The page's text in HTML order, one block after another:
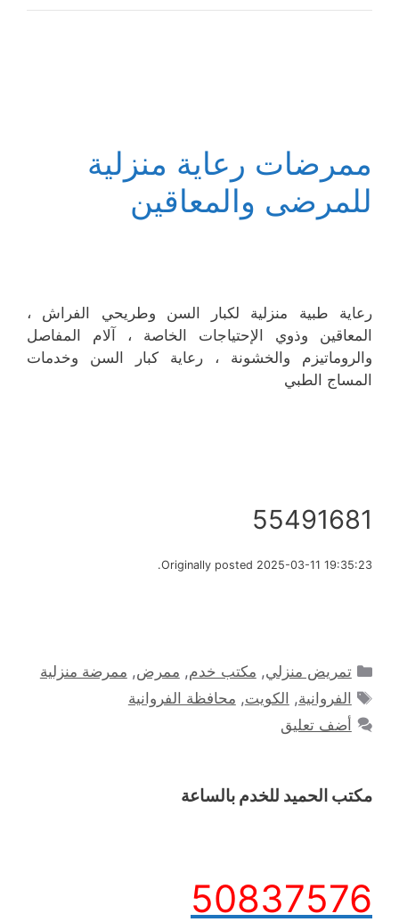
ممرضات رعاية منزلية
للمرضى والمعاقين
رعاية طبية منزلية لكبار السن وطريحي الفراش ،
المعاقين وذوي الإحتياجات الخاصة ، آلام المفاصل
والروماتيزم والخشونة ، رعاية كبار السن وخدمات
المساج الطبي
55491681
Originally posted 2025-03-11 19:35:23.
التصنيفات
تمريض منزلي, مكتب خدم, ممرض, ممرضة منزلية
الوسوم
الفروانية, الكويت, محافظة الفروانية
أضف تعليق
مكتب الحميد للخدم بالساعة
50837576